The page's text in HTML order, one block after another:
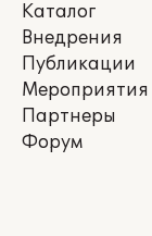
Каталог
Внедрения
Публикации
Мероприятия
Партнеры
Форум